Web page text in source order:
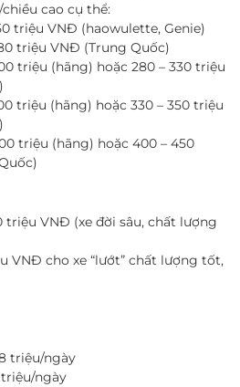
cao cụ thể:
triệu VNĐ (haowulette, Genie)
triệu VNĐ (Trung Quốc)
triệu (hãng) hoặc 280 – 330 triệu
triệu (hãng) hoặc 330 – 350 triệu
triệu (hãng) hoặc 400 – 450
triệu VNĐ (xe đời sâu, chất lượng
VNĐ cho xe “lướt” chất lượng tốt,
triệu/ngày
triệu/ngày